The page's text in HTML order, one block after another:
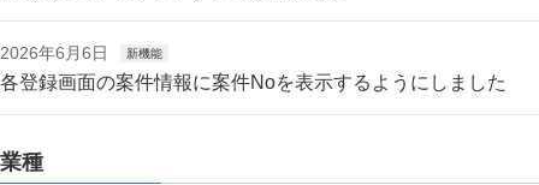
2026年6月6日 新機能
各登録画面の案件情報に案件Noを表示するようにしました
業種